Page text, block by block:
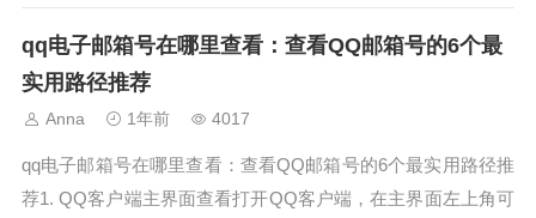
码是相同的。:contentReference[oaicite:47]{index=47}2. 可以为
QQ邮箱设置独立密码用...
qq电子邮箱号在哪里查看：查看QQ邮箱号的6个最
实用路径推荐
Anna 1年前 4017
qq电子邮箱号在哪里查看：查看QQ邮箱号的6个最实用路径推
荐1. QQ客户端主界面查看打开QQ客户端，在主界面左上角可